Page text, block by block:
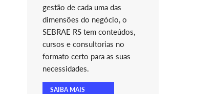
gestão de cada uma das
dimensões do negócio, o
SEBRAE RS tem conteúdos,
cursos e consultorias no
formato certo para as suas
necessidades.
SAIBA MAIS